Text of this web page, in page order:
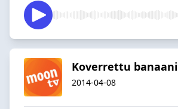
Koverrettu banaani
2014-04-08